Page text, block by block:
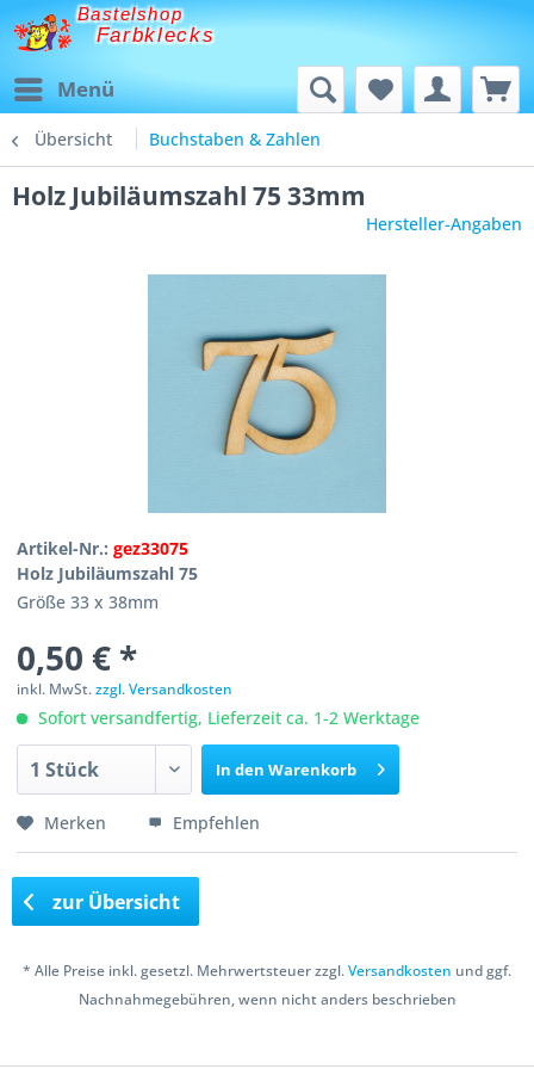
Bastelshop
Farbklecks
Menü
Übersicht Buchstaben & Zahlen
Holz Jubiläumszahl 75 33mm
Hersteller-Angaben
Artikel-Nr.:gez33075
Holz Jubiläumszahl 75
Größe 33 x 38mm
0,50 € *
inkl. MwSt.zzgl. Versandkosten
Sofort versandfertig, Lieferzeit ca. 1-2 Werktage
In den Warenkorb
Merken Empfehlen
zur Übersicht
* Alle Preise inkl. gesetzl. Mehrwertsteuer zzgl.Versandkosten und ggf.
Nachnahmegebühren, wenn nicht anders beschrieben